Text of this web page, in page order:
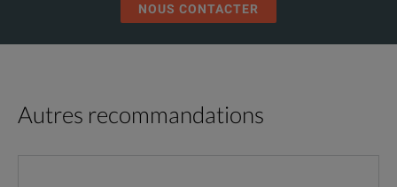
NOUS CONTACTER
Autres recommandations